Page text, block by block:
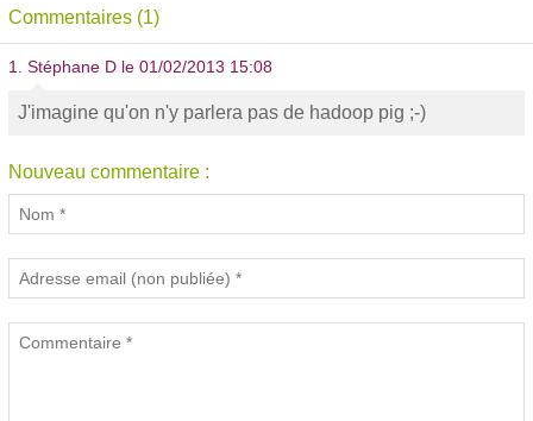
Commentaires (1)
1. Stéphane D le 01/02/2013 15:08
J'imagine qu'on n'y parlera pas de hadoop pig ;-)
Nouveau commentaire :